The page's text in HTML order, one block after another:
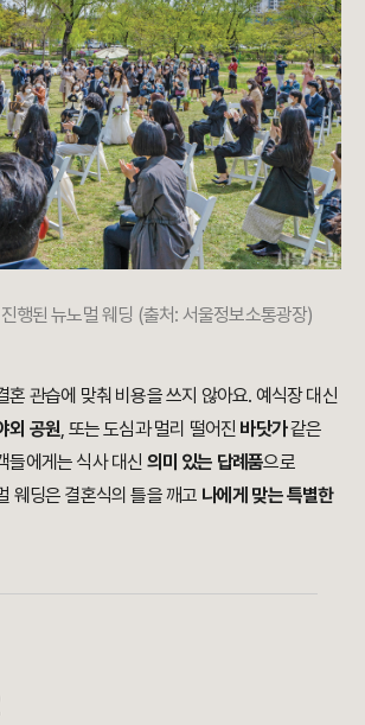
행된 뉴노멀 웨딩 (출처: 서울정보소통광장)
혼 관습에 맞춰 비용을 쓰지 않아요. 예식장 대신
외 공원 , 또는 도심과 멀리 떨어진 바닷가같은
들에게는 식사 대신 의미 있는 답례품으로
웨딩은 결혼식의 틀을 깨고 나에게 맞는 특별한